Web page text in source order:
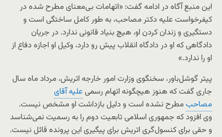
این منبع آگاه در ادامه گفت: «اتهامات بی‌معنای مطرح شده در
کیفرخواست علیه دکتر مصاحب، به طور کامل ساختگی است و
دستگیری و زندان کردن او، هیچ بنیاد قانونی ندارد. در جریان
دادگاهی که او در دادگاه انقلاب پیش رو دارد، وکیل او اجازه دفاع از
او را ندارد.»
پیتر گوشل‌باور، سخنگوی وزارت امور خارجه اتریش، مرداد ماه سال
جاری گفت که هنوز هیچگونه اتهام رسمی علیه آقای
مصاحب مطرح نشده است و دلیل بازداشت او مشخص نیست.
وی افزود که جمهوری اسلامی تابعیت دوم را به رسمیت نمی‌شناسد
و حقی برای کنسول‌گری اتریش برای پیگیری این پرونده قائل نیست.